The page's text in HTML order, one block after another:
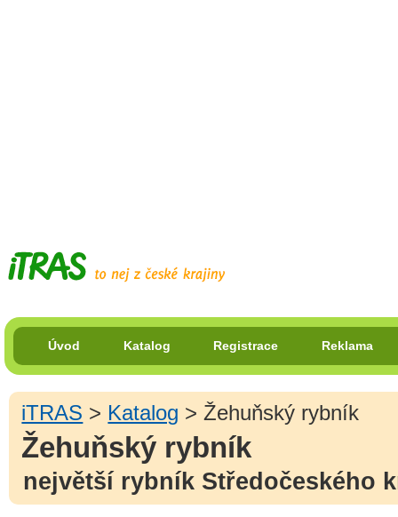
Úvod Katalog Registrace Reklama
iTRAS > Katalog > Žehuňský rybník
Žehuňský rybník
největší rybník Středočeského